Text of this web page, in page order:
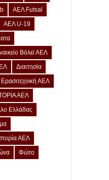
ΑΕΛ Futsal
ΑΕΛ U-19
Βόλεϊ ΑΕΛ
Διαιτησία
Ερασιτεχνική ΑΕΛ
ΑΕΛ
Ελλάδας
ΑΕΛ
Φώτο